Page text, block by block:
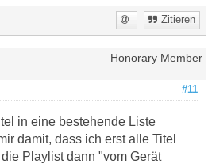
Zitieren
Honorary Member
#11
in eine bestehende Liste
damit, dass ich erst alle Titel
Playlist dann "vom Gerät